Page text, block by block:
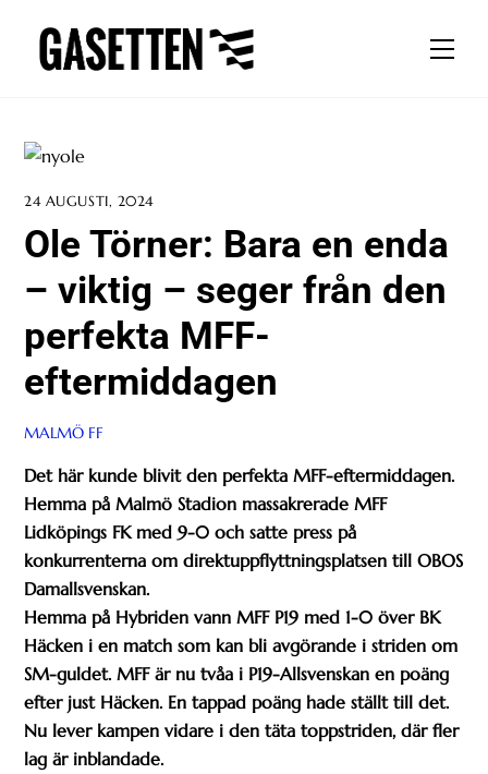
content
24 AUGUSTI, 2024
Ole Törner: Bara en enda
– viktig – seger från den
perfekta MFF-
eftermiddagen
MALMÖ FF
Det här kunde blivit den perfekta MFF-eftermiddagen.
Hemma på Malmö Stadion massakrerade MFF
Lidköpings FK med 9-0 och satte press på
konkurrenterna om direktuppflyttningsplatsen till OBOS
Damallsvenskan.
Hemma på Hybriden vann MFF P19 med 1-0 över BK
Häcken i en match som kan bli avgörande i striden om
SM-guldet. MFF är nu tvåa i P19-Allsvenskan en poäng
efter just Häcken. En tappad poäng hade ställt till det.
Nu lever kampen vidare i den täta toppstriden, där fler
lag är inblandade.